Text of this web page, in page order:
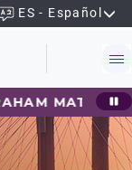
ES - Español